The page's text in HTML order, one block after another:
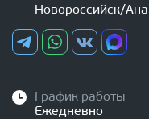
Новороссийск/
График работы
Ежедневно